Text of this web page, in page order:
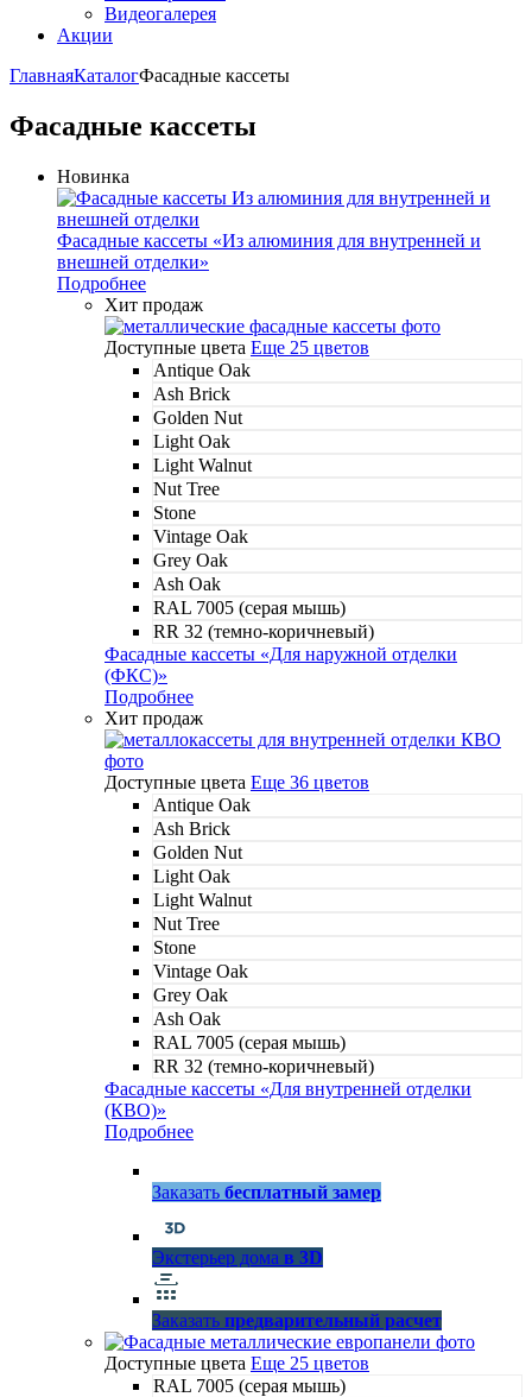
Видеогалерея
Акции
ГлавнаяКаталогФасадные кассеты
Фасадные кассеты
Новинка
Фасадные кассеты «Из алюминия для внутренней и
внешней отделки»
Подробнее
Хит продаж
Доступные цвета Еще 25 цветов
Antique Oak
Ash Brick
Golden Nut
Light Oak
Light Walnut
Nut Tree
Stone
Vintage Oak
Grey Oak
Ash Oak
RAL 7005 (серая мышь)
RR 32 (темно-коричневый)
Фасадные кассеты «Для наружной отделки
(ФКС)»
Подробнее
Хит продаж
Доступные цвета Еще 36 цветов
Antique Oak
Ash Brick
Golden Nut
Light Oak
Light Walnut
Nut Tree
Stone
Vintage Oak
Grey Oak
Ash Oak
RAL 7005 (серая мышь)
RR 32 (темно-коричневый)
Фасадные кассеты «Для внутренней отделки
(КВО)»
Подробнее
Заказать бесплатный замер
Экстерьер дома в 3D
Заказать предварительный расчет
Доступные цвета Еще 25 цветов
RAL 7005 (серая мышь)